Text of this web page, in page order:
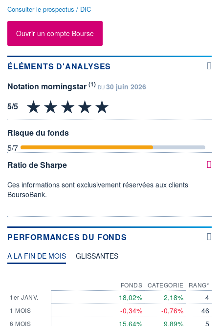
Consulter le prospectus / DIC
Ouvrir un compte Bourse
ÉLÉMENTS D'ANALYSES
Notation morningstar (1) DU 30 juin 2026
Risque du fonds
5/7
Ratio de Sharpe
Ces informations sont exclusivement réservées aux clients
BoursoBank.
PERFORMANCES DU FONDS
A LA FIN DE MOIS GLISSANTES
1er JANV.
1 MOIS
6 MOIS
FONDS
18,02%
-0,34%
15,64%
CATEGORIE
2,18%
-0,76%
9,89%
RANG*
4
46
5